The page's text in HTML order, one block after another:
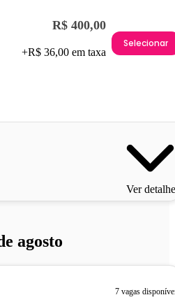
R$ 400,00
+R$ 36,00 em taxa
Selecionar
Ver
agosto
7 vagas